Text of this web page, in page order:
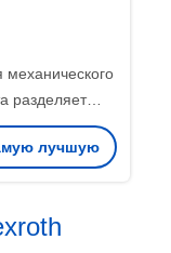
разделяет
бочонка
Б2ПВ75
лучшую